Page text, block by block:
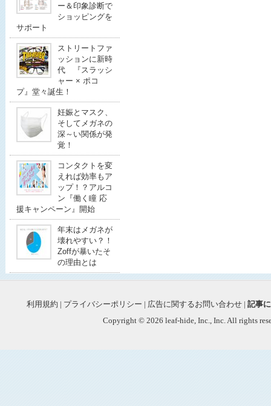
ー＆印象診断で
ショッピングを
サポート
ストリートファ
ッションに新時
代 『スラッシ
ャー × ポコ
プ』堂々誕生！
妊娠とマスク、
そしてメガネの
深～い関係が発
覚！
コンタクトを変
えれば効率もア
ップ！？アルコ
ン『働く瞳 応
援キャンペーン』開始
年末はメガネが
壊れやすい？！
Zoffが暴いたそ
の理由とは
利用規約 | プライバシーポリシー | 広告に関するお問い合わせ | 記事
Copyright © 2026 leaf-hide, Inc., Inc. All rights